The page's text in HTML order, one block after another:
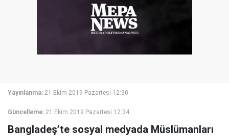
Yayınlanma: 21 Ekim 2019 Pazartesi 12:30
Güncelleme: 21 Ekim 2019 Pazartesi 12:34
Bangladeş’te sosyal medyada Müslümanları